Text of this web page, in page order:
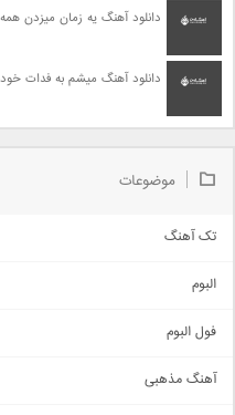
دانلود آهنگ یه زمان میزدن
دانلود آهنگ میشم به فدات
موضوعات
تک آهنگ
اجتماعی
حماسی
البوم
فول البوم
آهنگ مذهبی